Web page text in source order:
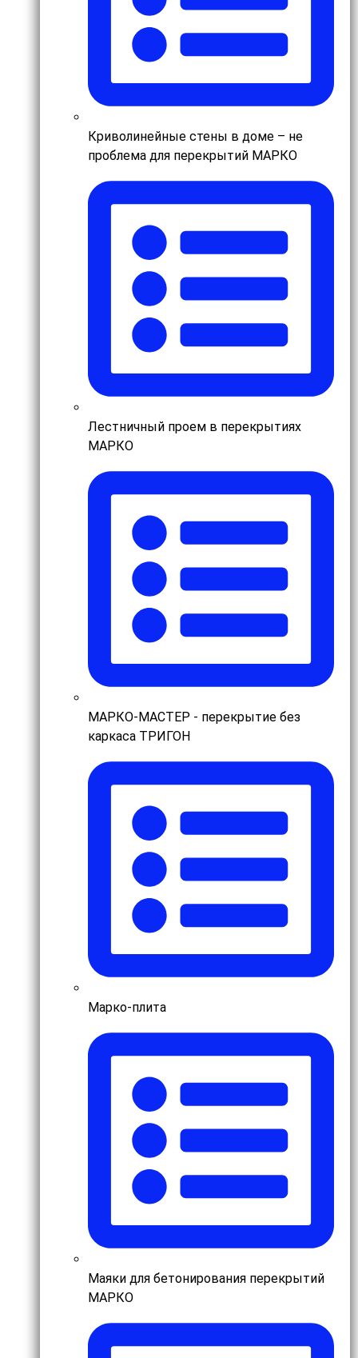
Криволинейные стены в доме – не
проблема для перекрытий МАРКО
Лестничный проем в перекрытиях
МАРКО
МАРКО-МАСТЕР - перекрытие без
каркаса ТРИГОН
Марко-плита
Маяки для бетонирования перекрытий
МАРКО